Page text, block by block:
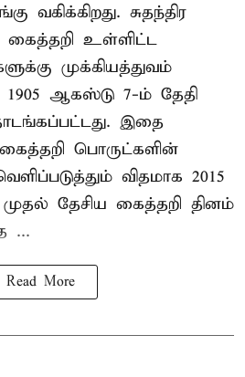
வகிக்கிறது. சுதந்திர
கைத்தறி உள்ளிட்ட
முக்கியத்துவம்
1905 ஆகஸ்டு 7-ம் தேதி
இதை
கைத்தறி பொருட்களின்
விதமாக 2015
தேசிய கைத்தறி தினம்
...
Read More